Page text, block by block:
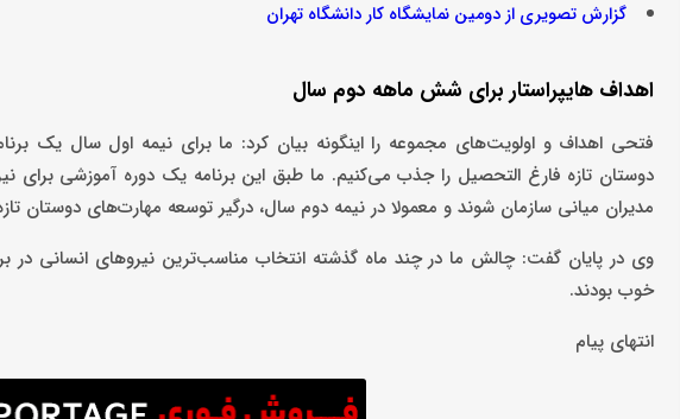
گزارش تصویری از دومین نمایشگاه کار دانشگاه تهران
اهداف هایپراستار برای شش ماهه دوم سال
فتحی اهداف و اولویت‌های مجموعه را اینگونه بیان کرد: ما برای نیمه اول سال یک
دوستان تازه فارغ التحصیل را جذب می‌کنیم. ما طبق این برنامه یک دوره آموزشی برای
مدیران میانی سازمان شوند و معمولا در نیمه دوم سال، درگیر توسعه مهارت‌های دوستان
وی در پایان گفت: چالش ما در چند ماه گذشته انتخاب مناسب‌ترین نیروهای انسانی در
خوب بودند.
انتهای پیام